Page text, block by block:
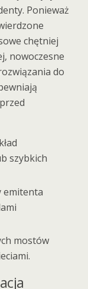
Ponieważ
chętniej
nowoczesne
do
szybkich
emitenta
mostów